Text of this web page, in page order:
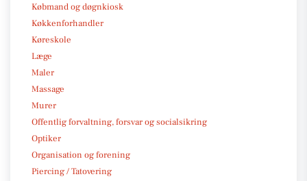
Købmand og døgnkiosk
Køkkenforhandler
Køreskole
Læge
Maler
Massage
Murer
Offentlig forvaltning, forsvar og socialsikring
Optiker
Organisation og forening
Piercing / Tatovering